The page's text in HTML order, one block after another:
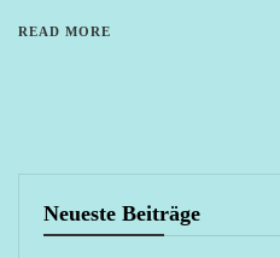
READ MORE
Neueste Beiträge